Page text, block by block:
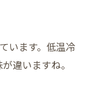
います。低温冷
違いますね。